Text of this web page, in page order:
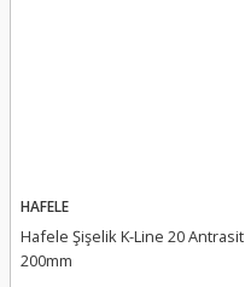
HAFELE
Hafele Şişelik K-Line 20 Antrasit
200mm